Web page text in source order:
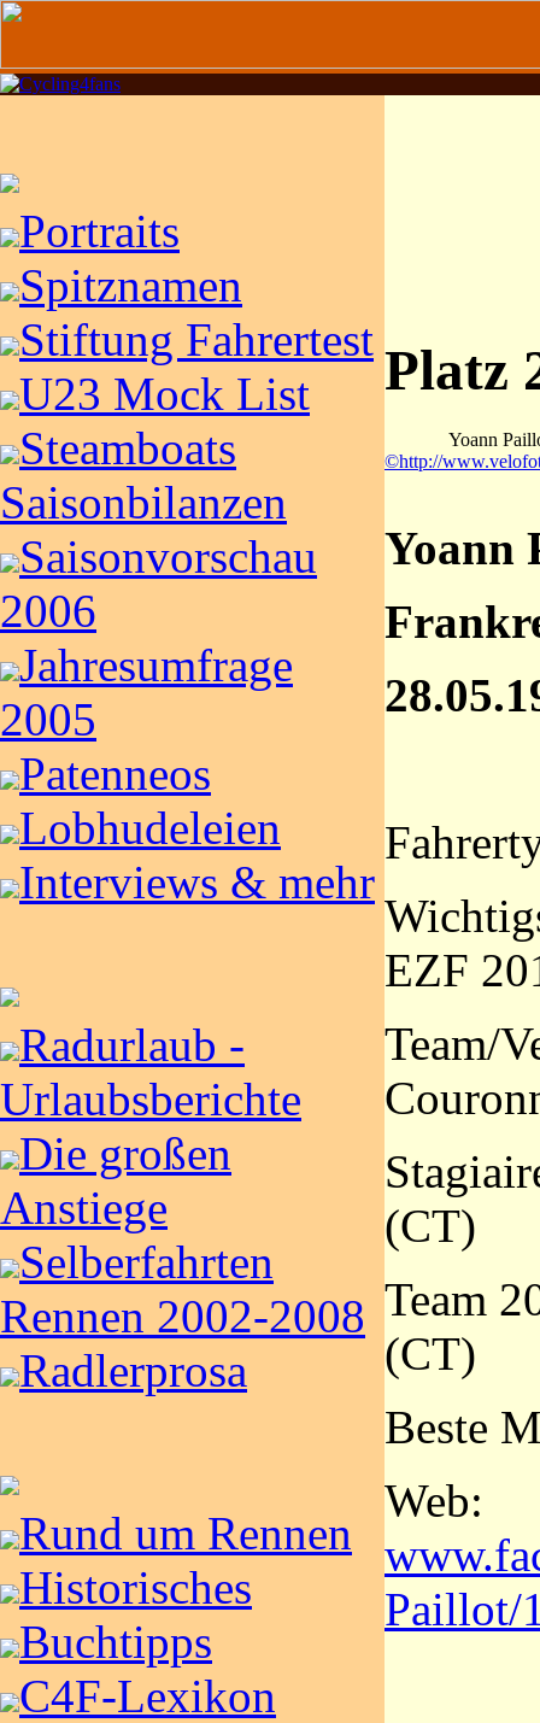
Portraits
Spitznamen
Stiftung Fahrertest
U23 Mock List
Steamboats
Saisonbilanzen
Saisonvorschau
2006
Jahresumfrage
2005
Patenneos
Lobhudeleien
Interviews & mehr
Radurlaub -
Urlaubsberichte
Die großen
Anstiege
Selberfahrten
Rennen 2002-2008
Radlerprosa
Rund um Rennen
Historisches
Buchtipps
C4F-Lexikon
Platz
Yoann
©http://
Yoann
EZF
Team/
(CT)
Team
(CT)
Beste
Web:
Paillot/